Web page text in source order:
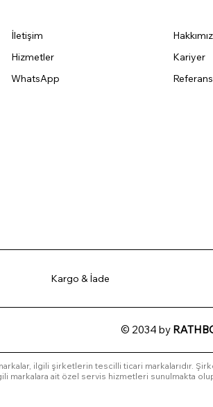
İletişim
Hizmetler
WhatsApp
Kariyer
Referans
Kargo & İade
© 2034 by
ilgili şirketlerin tescilli ticari markalarıdır.
markalara ait özel servis hizmetleri sunulmakta